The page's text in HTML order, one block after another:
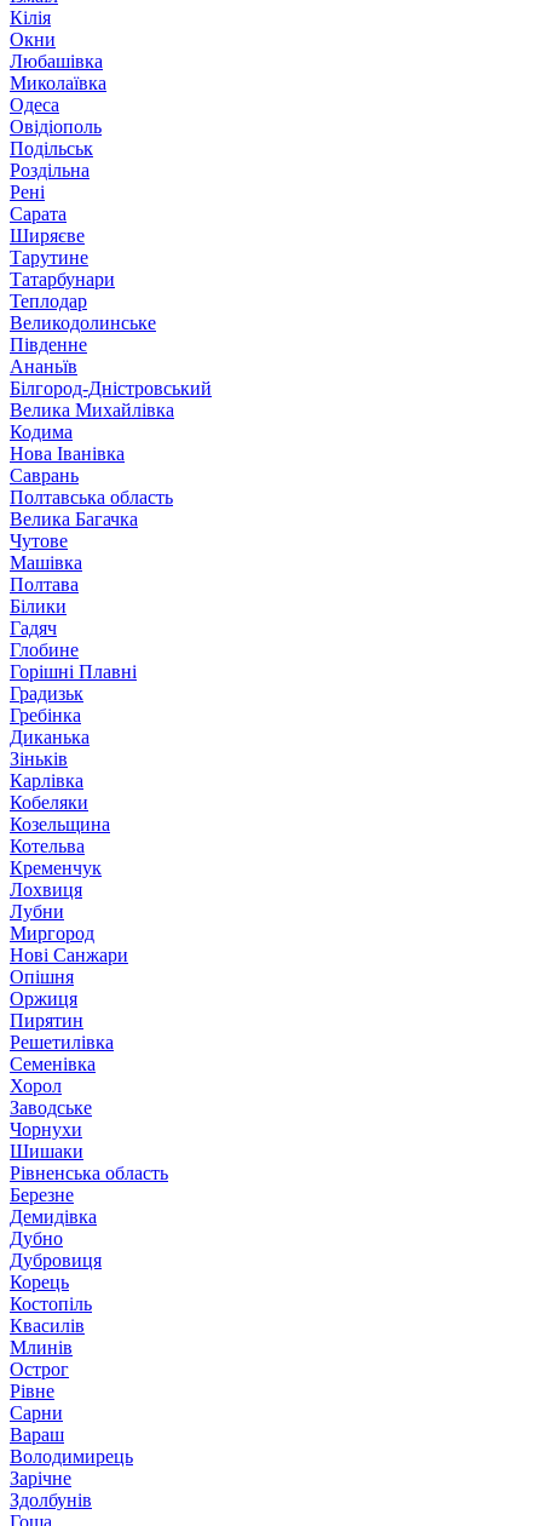
Кілія
Окни
Любашівка
Миколаївка
Одеса
Овідіополь
Подільськ
Роздільна
Рені
Сарата
Ширяєве
Тарутине
Татарбунари
Теплодар
Великодолинське
Південне
Ананьїв
Білгород-Дністровський
Велика Михайлівка
Кодима
Нова Іванівка
Саврань
Полтавська область
Велика Багачка
Чутове
Машівка
Полтава
Білики
Гадяч
Глобине
Горішні Плавні
Градизьк
Гребінка
Диканька
Зіньків
Карлівка
Кобеляки
Козельщина
Котельва
Кременчук
Лохвиця
Лубни
Миргород
Нові Санжари
Опішня
Оржиця
Пирятин
Решетилівка
Семенівка
Хорол
Заводське
Чорнухи
Шишаки
Рівненська область
Березне
Демидівка
Дубно
Дубровиця
Корець
Костопіль
Квасилів
Млинів
Острог
Рівне
Сарни
Вараш
Володимирець
Зарічне
Здолбунів
Гоща